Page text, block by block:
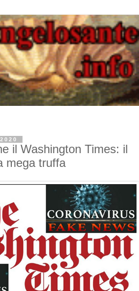
il Washington Times: il
mega truffa